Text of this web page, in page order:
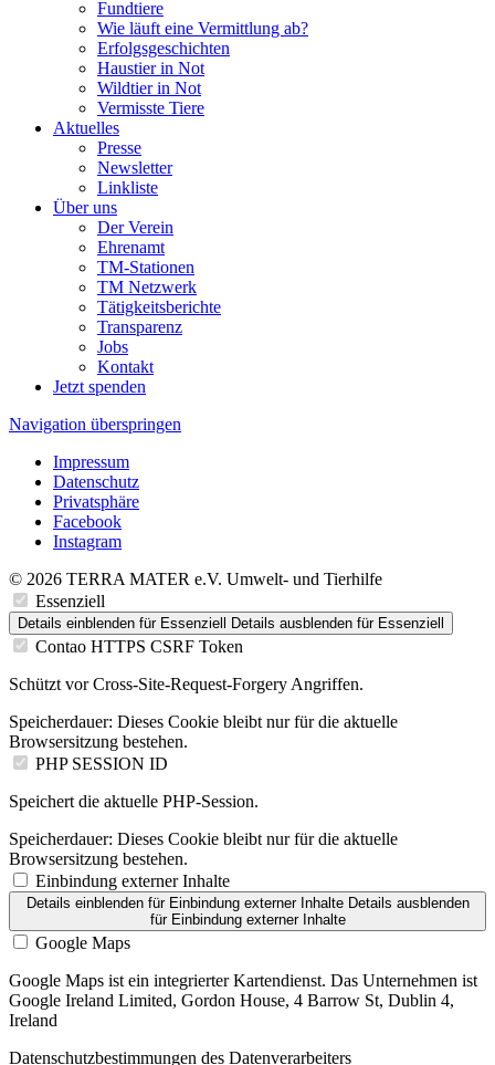
Fundtiere
Wie läuft eine Vermittlung ab?
Erfolgsgeschichten
Haustier in Not
Wildtier in Not
Vermisste Tiere
Aktuelles
Presse
Newsletter
Linkliste
Über uns
Der Verein
Ehrenamt
TM-Stationen
TM Netzwerk
Tätigkeitsberichte
Transparenz
Jobs
Kontakt
Jetzt spenden
Navigation überspringen
Impressum
Datenschutz
Privatsphäre
Facebook
Instagram
© 2026 TERRA MATER e.V. Umwelt- und Tierhilfe
Essenziell
Details einblenden für Essenziell Details ausblenden für Essenziell
Contao HTTPS CSRF Token
Schützt vor Cross-Site-Request-Forgery Angriffen.
Speicherdauer: Dieses Cookie bleibt nur für die aktuelle
Browsersitzung bestehen.
PHP SESSION ID
Speichert die aktuelle PHP-Session.
Speicherdauer: Dieses Cookie bleibt nur für die aktuelle
Browsersitzung bestehen.
Einbindung externer Inhalte
Details einblendenfür Einbindung externer Inhalte Details ausblenden
für Einbindung externer Inhalte
Google Maps
Google Maps ist ein integrierter Kartendienst. Das Unternehmen ist
Google Ireland Limited, Gordon House, 4 Barrow St, Dublin 4,
Ireland
Datenschutzbestimmungen des Datenverarbeiters